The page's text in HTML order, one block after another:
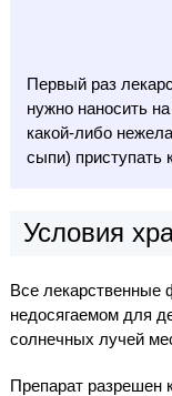
Первый раз
нужно наносить
какой-либо
сыпи) приступать
Условия
Все лекарственные
недосягаемом для
солнечных лучей
Препарат разрешен